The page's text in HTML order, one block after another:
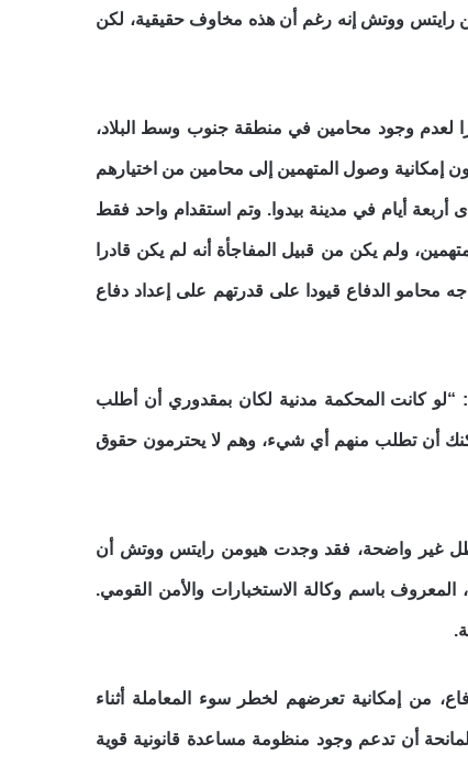
رايتس ووتش إنه رغم أن هذه مخاوف حقيقية، لكن
لعدم وجود محامين في منطقة جنوب وسط البلاد،
إمكانية وصول المتهمين إلى محامين من اختيارهم
على مدى أربعة أيام في مدينة بيدوا. وتم استقدام واحد فقط
ولم يكن من قبيل المفاجأة أنه لم يكن قادرا
محامو الدفاع قيودا على قدرتهم على إعداد دفاع
“لو كانت المحكمة مدنية لكان بمقدوري أن أطلب
أن تطلب منهم أي شيء، وهم لا يحترمون حقوق
تظل غير واضحة، فقد وجدت هيومن رايتس ووتش أن
المعروف باسم وكالة الاستخبارات والأمن القومي.
من إمكانية تعرضهم لخطر سوء المعاملة أثناء
أن تدعم وجود منظومة مساعدة قانونية قوية